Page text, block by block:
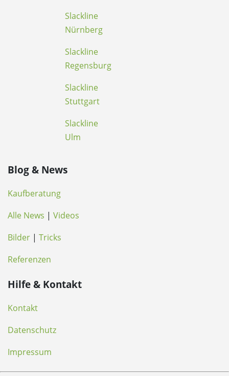
Slackline
Nürnberg
Slackline
Regensburg
Slackline
Stuttgart
Slackline
Ulm
Blog & News
Kaufberatung
Alle News | Videos
Bilder | Tricks
Referenzen
Hilfe & Kontakt
Kontakt
Datenschutz
Impressum